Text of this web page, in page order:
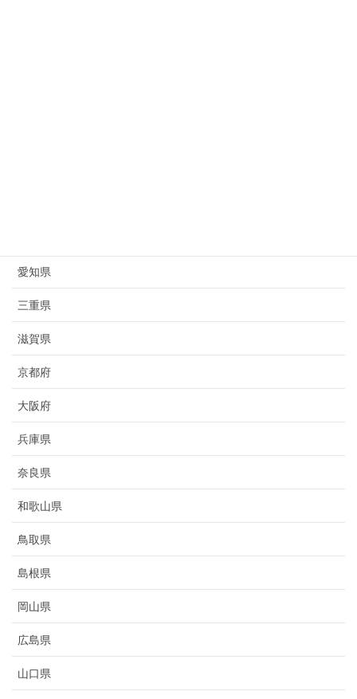
愛知県
三重県
滋賀県
京都府
大阪府
兵庫県
奈良県
和歌山県
鳥取県
島根県
岡山県
広島県
山口県